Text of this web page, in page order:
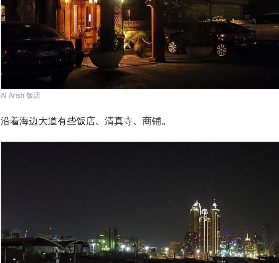
Al Arish 饭店
沿着海边大道有些饭店、清真寺、商铺。